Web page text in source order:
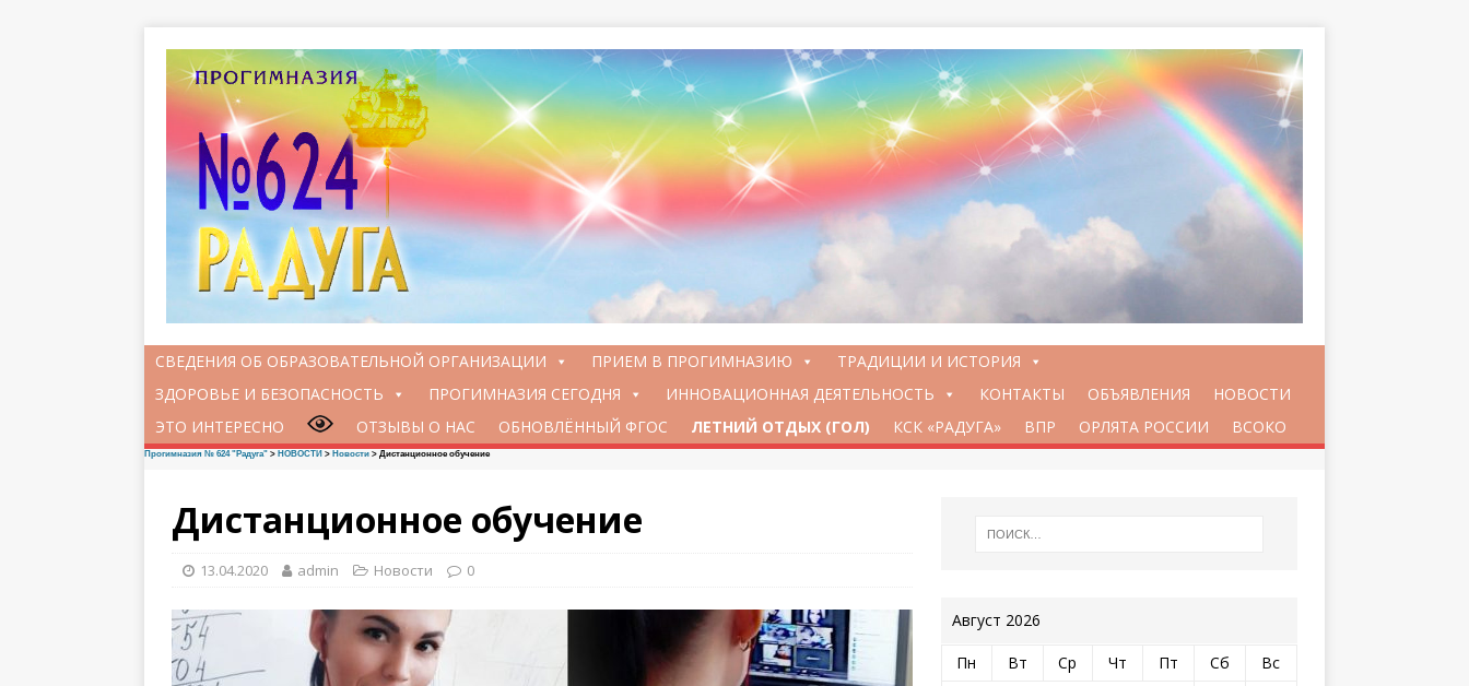
СВЕДЕНИЯ ОБ ОБРАЗОВАТЕЛЬНОЙ ОРГАНИЗАЦИИ ПРИЕМ В ПРОГИМНАЗИЮ
ТРАДИЦИИ И ИСТОРИЯ
ЗДОРОВЬЕ И БЕЗОПАСНОСТЬ
ПРОГИМНАЗИЯ СЕГОДНЯ ИННОВАЦИОННАЯ ДЕЯТЕЛЬНОСТЬ КОНТАКТЫ ОБЪЯВЛЕНИЯ
НОВОСТИ
ЭТО ИНТЕРЕСНО
ОТЗЫВЫ О НАС ОБНОВЛЁННЫЙ ФГОС ЛЕТНИЙ ОТДЫХ (ГОЛ) КСК «РАДУГА» ВПР ОРЛЯТА РОССИИ ВСОКО
Прогимназия № 624 "Радуга" > НОВОСТИ > Новости > Дистанционное обучение
Дистанционное обучение
13.04.2020 admin Новости 0
Август 2026
Пн Вт Ср Чт Пт Сб
Вс